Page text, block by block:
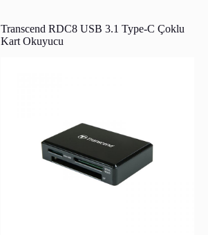
Transcend RDC8 USB 3.1 Type-C Çoklu
Kart Okuyucu